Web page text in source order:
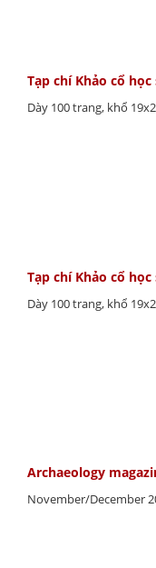
Tạp chí Khảo cổ học
Dày 100 trang, khổ
Tạp chí Khảo cổ học
Dày 100 trang, khổ
Archaeology
November/December